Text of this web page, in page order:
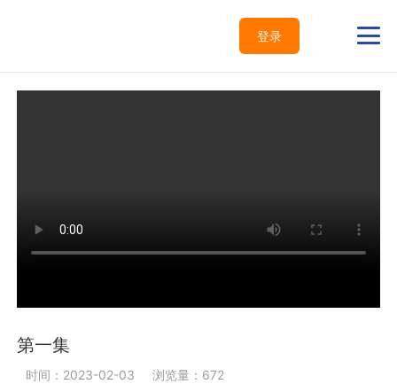
登录
第一集
时间：2023-02-03 浏览量：672